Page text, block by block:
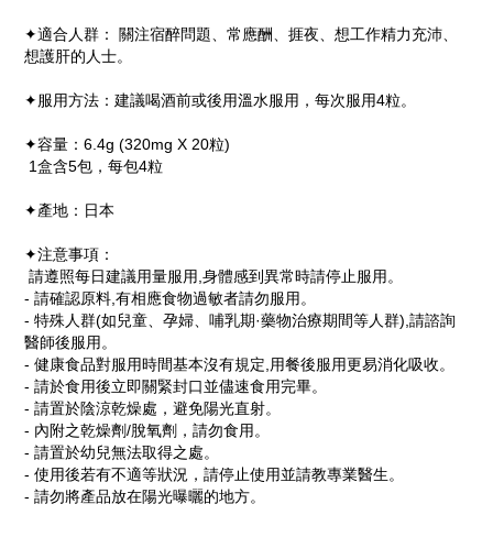
✦適合人群： 關注宿醉問題、常應酬、捱夜、想工作精力充沛、
想護肝的人士。
✦服用方法：建議喝酒前或後用溫水服用，每次服用4粒。
✦容量：6.4g (320mg X 20粒)
1盒含5包，每包4粒
✦產地：日本
✦注意事項：
請遵照每日建議用量服用,身體感到異常時請停止服用。
- 請確認原料,有相應食物過敏者請勿服用。
- 特殊人群(如兒童、孕婦、哺乳期·藥物治療期間等人群),請諮詢
醫師後服用。
- 健康食品對服用時間基本沒有規定,用餐後服用更易消化吸收。
- 請於食用後立即關緊封口並儘速食用完畢。
- 請置於陰涼乾燥處，避免陽光直射。
- 內附之乾燥劑/脫氧劑，請勿食用。
- 請置於幼兒無法取得之處。
- 使用後若有不適等狀況，請停止使用並請教專業醫生。
- 請勿將產品放在陽光曝曬的地方。